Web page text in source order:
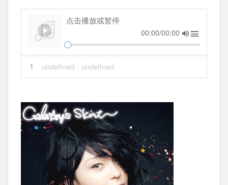
点击播放或暂停
00:00/00:00
1 undefined - undefined